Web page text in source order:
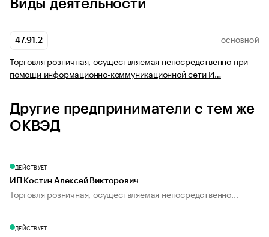
Виды деятельности
47.91.2 ОСНОВНОЙ
Торговля розничная, осуществляемая непосредственно при
помощи информационно-коммуникационной сети И…
Другие предприниматели с тем же
ОКВЭД
ДЕЙСТВУЕТ
ИП Костин Алексей Викторович
Торговля розничная, осуществляемая непосредственно...
ДЕЙСТВУЕТ